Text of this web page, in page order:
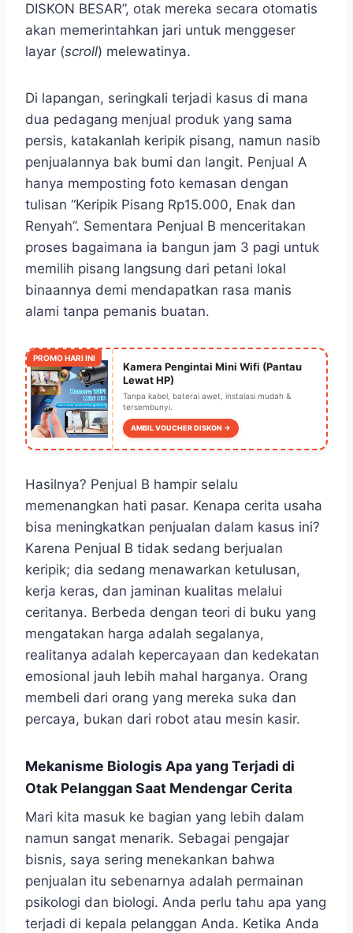
DISKON BESAR”, otak mereka secara otomatis
akan memerintahkan jari untuk menggeser
layar (scroll) melewatinya.
Di lapangan, seringkali terjadi kasus di mana
dua pedagang menjual produk yang sama
persis, katakanlah keripik pisang, namun nasib
penjualannya bak bumi dan langit. Penjual A
hanya memposting foto kemasan dengan
tulisan “Keripik Pisang Rp15.000, Enak dan
Renyah”. Sementara Penjual B menceritakan
proses bagaimana ia bangun jam 3 pagi untuk
memilih pisang langsung dari petani lokal
binaannya demi mendapatkan rasa manis
alami tanpa pemanis buatan.
PROMO HARI INI
Kamera Pengintai Mini Wifi (Pantau
Lewat HP)
Tanpa kabel, baterai awet, instalasi mudah &
tersembunyi.
AMBIL VOUCHER DISKON →
Hasilnya? Penjual B hampir selalu
memenangkan hati pasar. Kenapa cerita usaha
bisa meningkatkan penjualan dalam kasus ini?
Karena Penjual B tidak sedang berjualan
keripik; dia sedang menawarkan ketulusan,
kerja keras, dan jaminan kualitas melalui
ceritanya. Berbeda dengan teori di buku yang
mengatakan harga adalah segalanya,
realitanya adalah kepercayaan dan kedekatan
emosional jauh lebih mahal harganya. Orang
membeli dari orang yang mereka suka dan
percaya, bukan dari robot atau mesin kasir.
Mekanisme Biologis Apa yang Terjadi di
Otak Pelanggan Saat Mendengar Cerita
Mari kita masuk ke bagian yang lebih dalam
namun sangat menarik. Sebagai pengajar
bisnis, saya sering menekankan bahwa
penjualan itu sebenarnya adalah permainan
psikologi dan biologi. Anda perlu tahu apa yang
terjadi di kepala pelanggan Anda. Ketika Anda